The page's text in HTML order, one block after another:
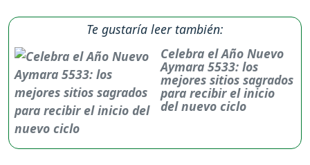
Te gustaría leer también:
Celebra el Año Nuevo
Aymara 5533: los
mejores sitios sagrados
para recibir el inicio
del nuevo ciclo